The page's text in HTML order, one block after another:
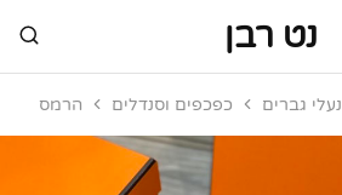
נט רבן
נעלי גברים כפכפים וסנדלים הרמס